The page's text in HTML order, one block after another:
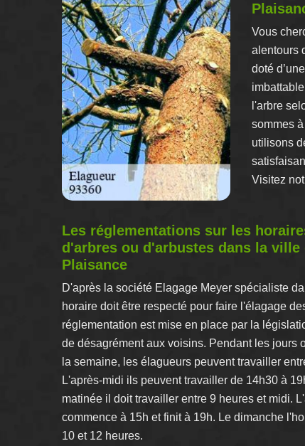
Vous
alentours
doté
l'arbre
sommes
utilisons
Visitez
Les réglementations sur les
d'arbres ou d'arbustes dans la ville
Plaisance
D'après la société Elagage Meyer spécialiste
horaire doit être respecté pour faire l'élagage
réglementation est mise en place par la
de désagrément aux voisins. Pendant les jours
la semaine, les élagueurs peuvent travailler
L'après-midi ils peuvent travailler de 14h30 à
matinée il doit travailler entre 9 heures et midi.
commence à 15h et finit à 19h. Le dimanche
10 et 12 heures.